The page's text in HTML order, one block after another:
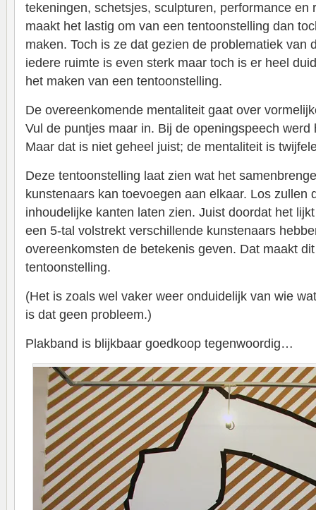
tekeningen, schetsjes, sculpturen, performance en
maakt het lastig om van een tentoonstelling dan
maken. Toch is ze dat gezien de problematiek van
iedere ruimte is even sterk maar toch is er heel
het maken van een tentoonstelling.
De overeenkomende mentaliteit gaat over
Vul de puntjes maar in. Bij de openingspeech werd
Maar dat is niet geheel juist; de mentaliteit is
Deze tentoonstelling laat zien wat het
kunstenaars kan toevoegen aan elkaar. Los zullen
inhoudelijke kanten laten zien. Juist doordat het
een 5-tal volstrekt verschillende kunstenaars
overeenkomsten de betekenis geven. Dat maakt
tentoonstelling.
(Het is zoals wel vaker weer onduidelijk van wie
is dat geen probleem.)
Plakband is blijkbaar goedkoop tegenwoordig…